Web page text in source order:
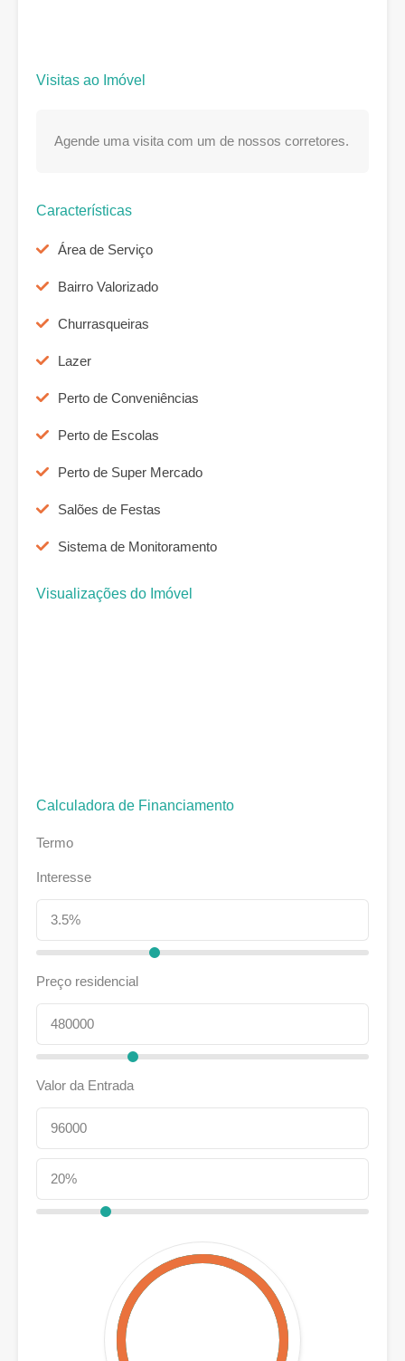
Visitas ao Imóvel
Agende uma visita com um de nossos corretores.
Características
Área de Serviço
Bairro Valorizado
Churrasqueiras
Lazer
Perto de Conveniências
Perto de Escolas
Perto de Super Mercado
Salões de Festas
Sistema de Monitoramento
Visualizações do Imóvel
Calculadora de Financiamento
Termo
Interesse
Preço residencial
Valor da Entrada